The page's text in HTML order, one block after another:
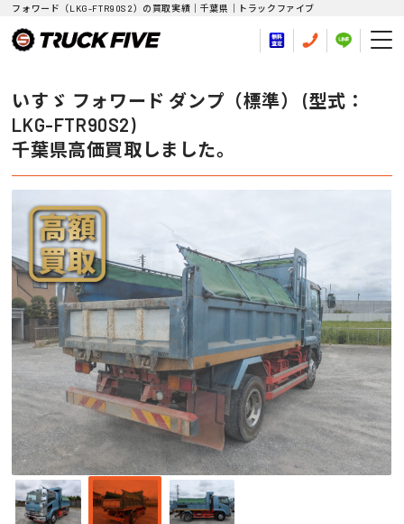
フォワード（LKG-FTR90S2）の買取実績｜千葉県｜トラックファイブ
いすゞ フォワード ダンプ（標準） (型式：
LKG-FTR90S2)
千葉県高価買取しました。